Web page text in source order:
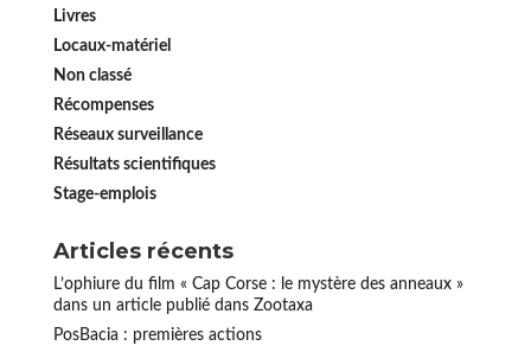
Livres
Locaux-matériel
Non classé
Récompenses
Réseaux surveillance
Résultats scientifiques
Stage-emplois
Articles récents
L’ophiure du film « Cap Corse : le mystère des anneaux »
dans un article publié dans Zootaxa
PosBacia : premières actions